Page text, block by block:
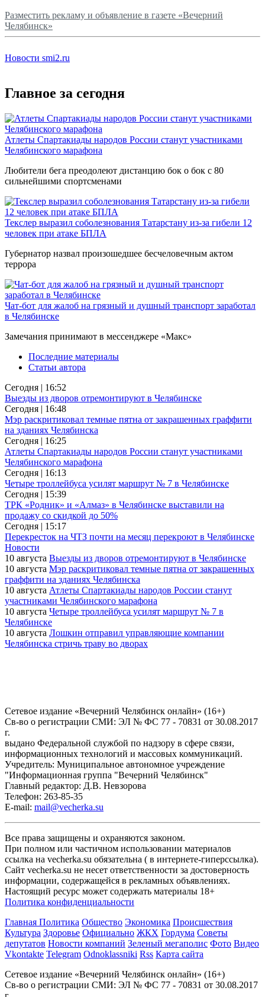
Разместить рекламу и объявление в газете «Вечерний
Челябинск»
Новости smi2.ru
Главное за сегодня
Атлеты Спартакиады народов России станут участниками
Челябинского марафона
Любители бега преодолеют дистанцию бок о бок с 80
сильнейшими спортсменами
Текслер выразил соболезнования Татарстану из-за гибели 12
человек при атаке БПЛА
Губернатор назвал произошедшее бесчеловечным актом
террора
Чат-бот для жалоб на грязный и душный транспорт заработал
в Челябинске
Замечания принимают в мессенджере «Макс»
Последние материалы
Статьи автора
Сегодня | 16:52
Выезды из дворов отремонтируют в Челябинске
Сегодня | 16:48
Мэр раскритиковал темные пятна от закрашенных граффити
на зданиях Челябинска
Сегодня | 16:25
Атлеты Спартакиады народов России станут участниками
Челябинского марафона
Сегодня | 16:13
Четыре троллейбуса усилят маршрут № 7 в Челябинске
Сегодня | 15:39
ТРК «Родник» и «Алмаз» в Челябинске выставили на
продажу со скидкой до 50%
Сегодня | 15:17
Перекресток на ЧТЗ почти на месяц перекроют в Челябинске
Новости
10 августа Выезды из дворов отремонтируют в Челябинске
10 августа Мэр раскритиковал темные пятна от закрашенных
граффити на зданиях Челябинска
10 августа Атлеты Спартакиады народов России станут
участниками Челябинского марафона
10 августа Четыре троллейбуса усилят маршрут № 7 в
Челябинске
10 августа Лошкин отправил управляющие компании
Челябинска стричь траву во дворах
Сетевое издание «Вечерний Челябинск онлайн» (16+)
Cв-во о регистрации СМИ: ЭЛ № ФС 77 - 70831 от 30.08.2017
г.
выдано Федеральной службой по надзору в сфере связи,
информационных технологий и массовых коммуникаций.
Учредитель: Муниципальное автономное учреждение
"Информационная группа "Вечерний Челябинск"
Главный редактор: Д.В. Невзорова
Телефон: 263-85-35
E-mail: mail@vecherka.su
Все права защищены и охраняются законом.
При полном или частичном использовании материалов
ссылка на vecherka.su обязательна ( в интернете-гиперссылка).
Сайт vecherka.su не несет ответственности за достоверность
информации, содержащейся в рекламных объявлениях.
Настоящий ресурс может содержать материалы 18+
Политика конфиденциальности
Главная Политика Общество Экономика Происшествия
Культура Здоровье Официально ЖКХ Гордума Советы
депутатов Новости компаний Зеленый мегаполис Фото Видео
Vkontakte Telegram Odnoklassniki Rss Карта сайта
Сетевое издание «Вечерний Челябинск онлайн» (16+)
Cв-во о регистрации СМИ: ЭЛ № ФС 77 - 70831 от 30.08.2017